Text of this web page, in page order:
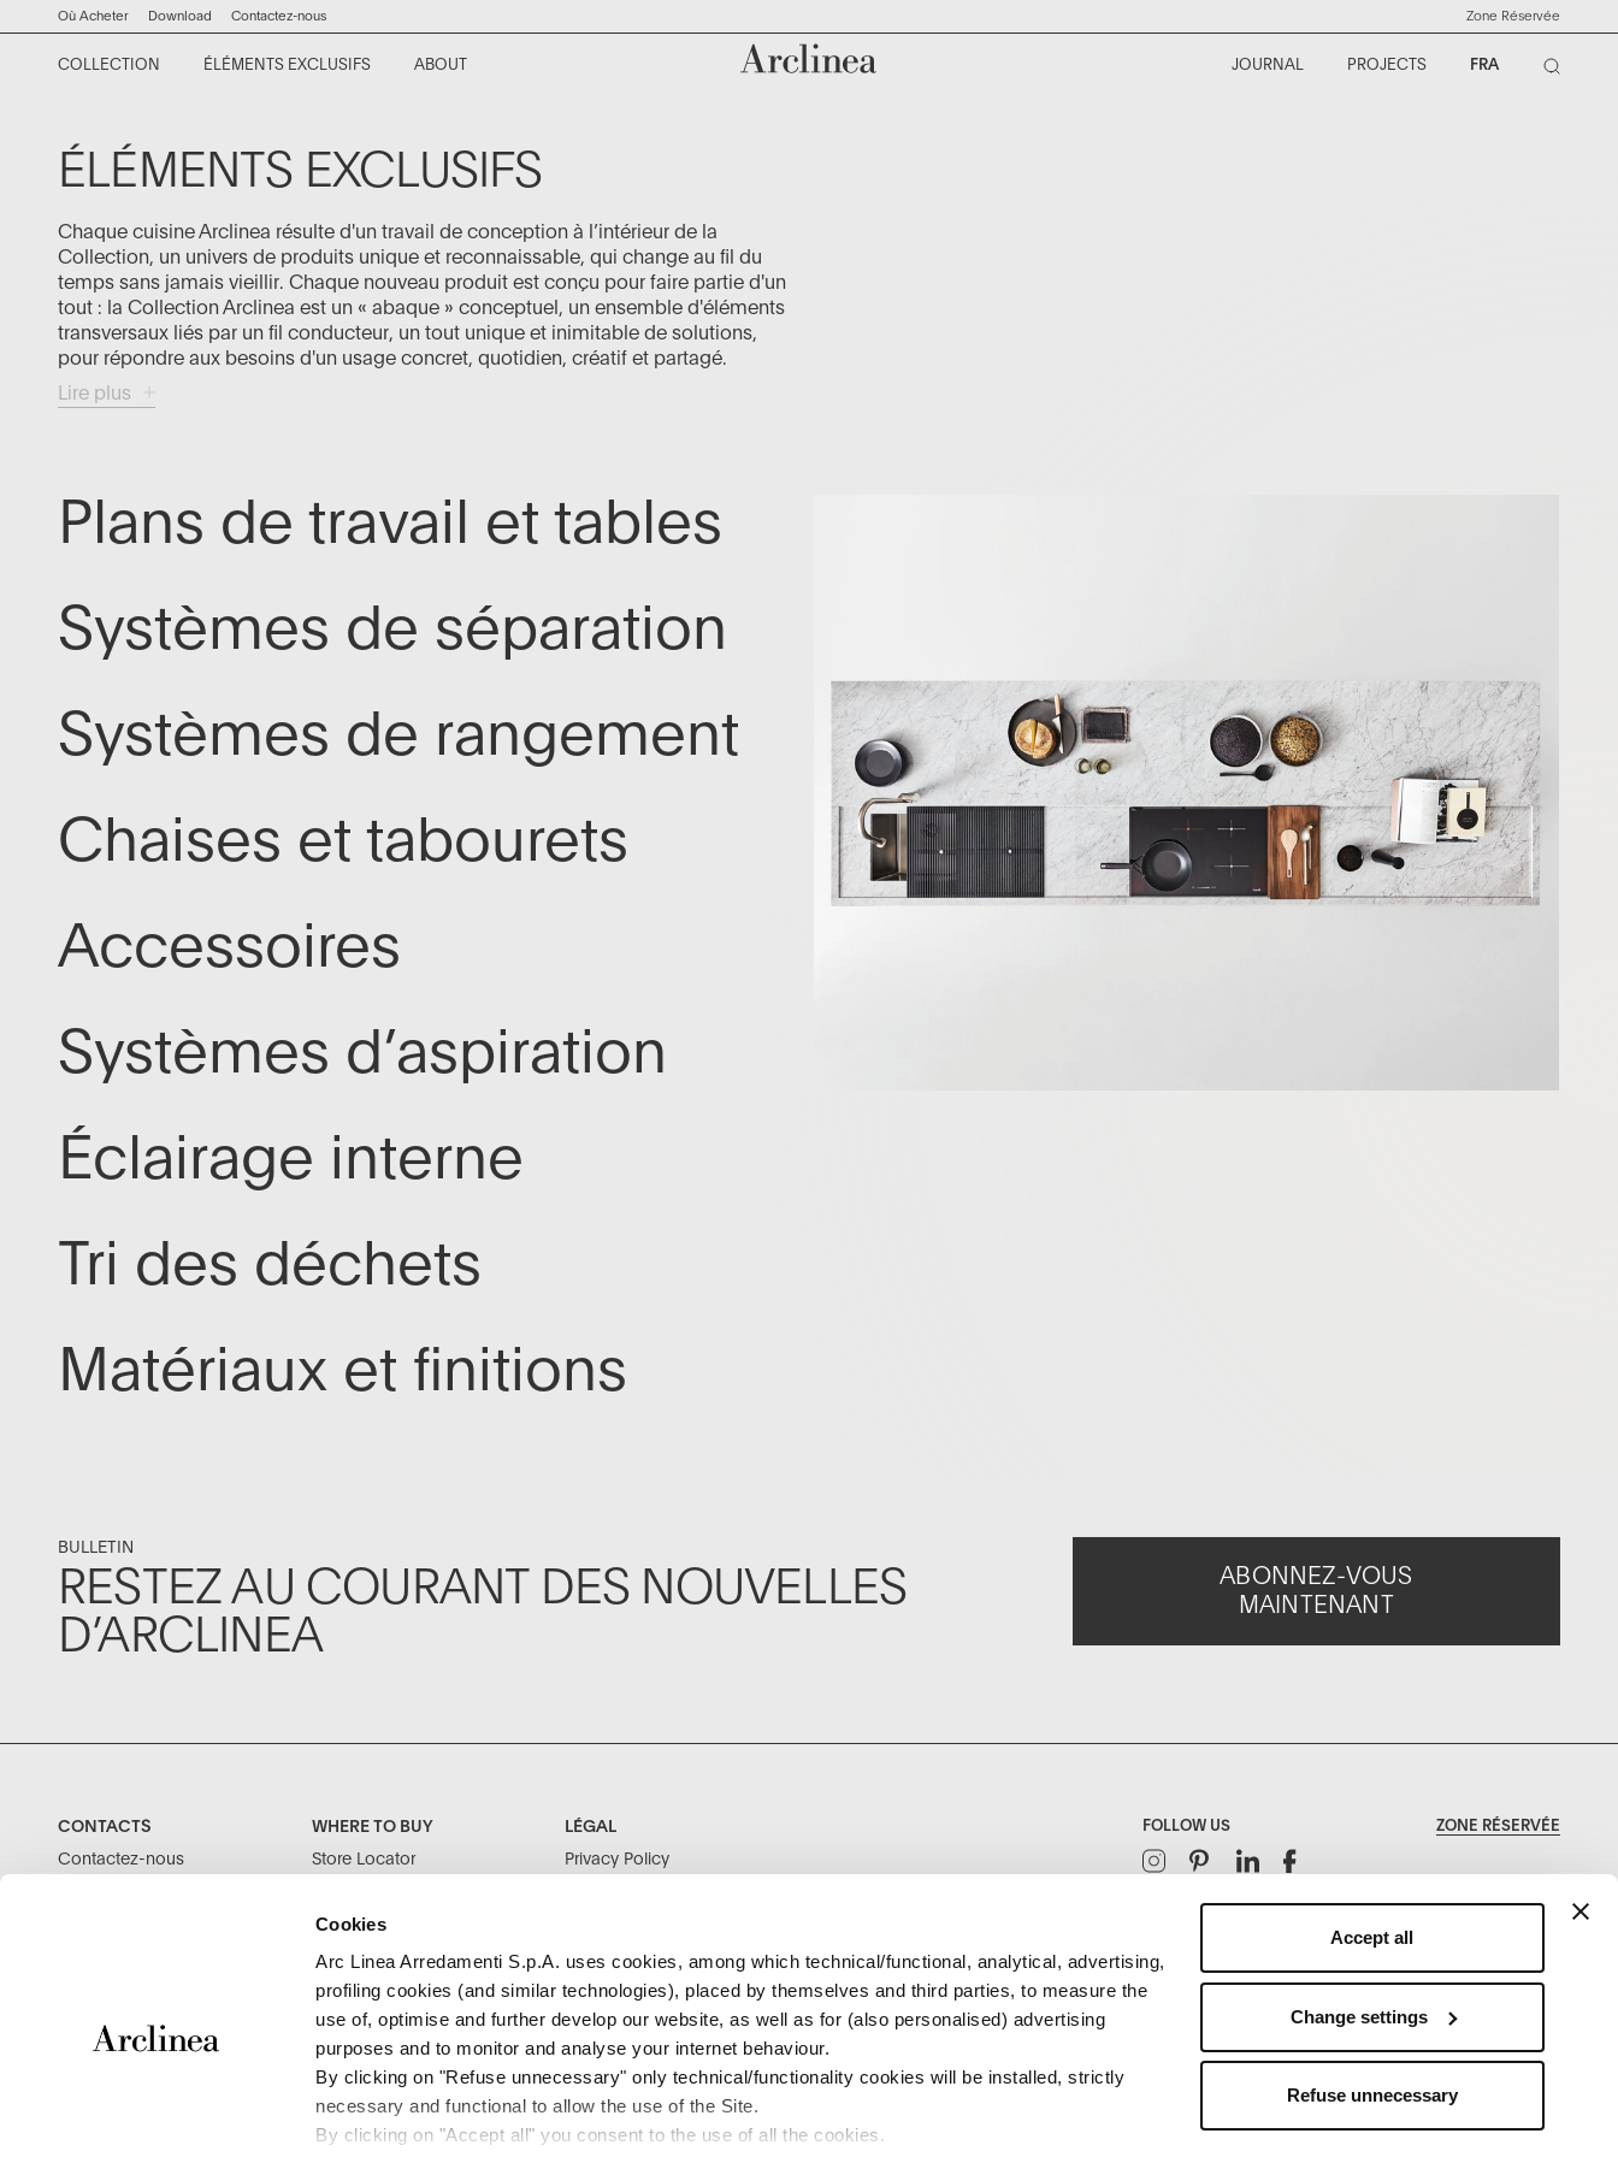
Cookies
Arc Linea Arredamenti S.p.A. uses cookies, among which technical/functional, analytical, advertising,
profiling cookies (and similar technologies), placed by themselves and third parties, to measure the
use of, optimise and further develop our website, as well as for (also personalised) advertising
purposes and to monitor and analyse your internet behaviour.
By clicking on "Refuse unnecessary" only technical/functionality cookies will be installed, strictly
necessary and functional to allow the use of the Site.
By clicking on "Accept all" you consent to the use of all the cookies.
Accept all
Change settings
Refuse unnecessary
Accéder
Accéder
Accéder
AccéderOù Acheter Download Contactez-nous Zone Réservée
COLLECTION
Lignum et Lapis
Convivium
Proxima
Thea
Italia
Principia
ÉLÉMENTS EXCLUSIFS
Systèmes de séparation
Systèmes de rangement
Chairs and stools
Accessoires
Systèmes d'aspiration
Matériaux et finitions
ABOUT
Histoire
Kitchen Philosophy
JOURNAL
Editorials
Events
Project News
Showroom
PROJECTS
Home Projects
FRA
mots-
clés
ÉLÉMENTS EXCLUSIFS
Chaque cuisine Arclinea résulte d'un travail de conception à l’intérieur de la
Collection, un univers de produits unique et reconnaissable, qui change au fil du
temps sans jamais vieillir. Chaque nouveau produit est conçu pour faire partie d'un
tout : la Collection Arclinea est un « abaque » conceptuel, un ensemble d'éléments
transversaux liés par un fil conducteur, un tout unique et inimitable de solutions,
pour répondre aux besoins d'un usage concret, quotidien, créatif et partagé.
Lire plus
Plans de travail et tables
Systèmes de séparation
Systèmes de rangement
Chaises et tabourets
Accessoires
Systèmes d’aspiration
Éclairage interne
Tri des déchets
Matériaux et finitions
BULLETIN
RESTEZ AU COURANT DES NOUVELLES
D’ARCLINEA
ABONNEZ-VOUS
MAINTENANT
CONTACTS
Contactez-nous
WHERE TO BUY
Store Locator
LÉGAL
Privacy Policy
Responsability
Infos Société
Déclaration D’accessibilité
FOLLOW US
InstagramPinterestLinkedin
ZONE RÉSERVÉE